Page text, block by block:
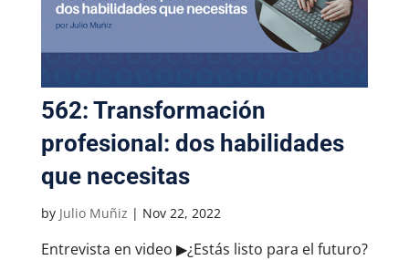
562: Transformación
profesional: dos habilidades
que necesitas
by Julio Muñiz | Nov 22, 2022
Entrevista en video ▶¿Estás listo para el futuro?